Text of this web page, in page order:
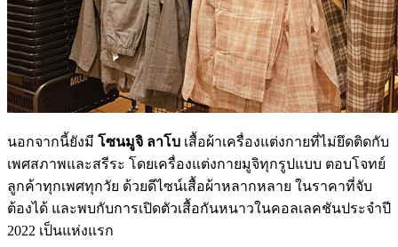
นอกจากนี้ยังมี โซนมูจิ ลาโบ เสื้อผ้าเครื่องแต่งกายที่ไม่ยึดติดกับ
เพศสภาพและสรีระ โดยเครื่องแต่งกายมูจิทุกรูปแบบ ตอบโจทย์
ลูกค้าทุกเพศทุกวัย ด้วยดีไซน์เสื้อผ้าหลากหลาย ในราคาที่จับ
ต้องได้ และพบกับการเปิดตัวเสื้อกันหนาวในคอลเลคชันประจำปี
2022 เป็นแห่งแรก